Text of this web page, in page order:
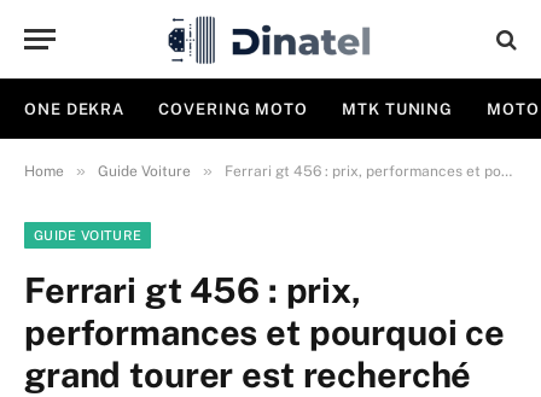
ONE DEKRA COVERING MOTO MTK TUNING
Home » Guide Voiture » Ferrari gt 456 : prix, performances et pourquoi ce grand tourer est recherché
GUIDE VOITURE
Ferrari gt 456 : prix,
performances et pourquoi ce
grand tourer est recherché